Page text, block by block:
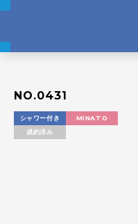
NO.0431
シャワー付き
MINATO
成約済み